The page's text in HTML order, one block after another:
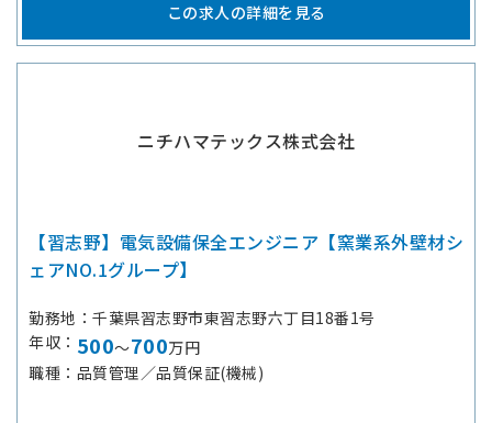
この求人の詳細を見る
ニチハマテックス株式会社
【習志野】電気設備保全エンジニア【窯業系外壁材シ
ェアNO.1グループ】
勤務地
千葉県習志野市東習志野六丁目18番1号
年収
500～700万円
職種
品質管理／品質保証(機械)